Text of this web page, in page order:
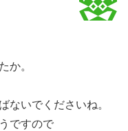
か。
ないでくださいね。
ですので